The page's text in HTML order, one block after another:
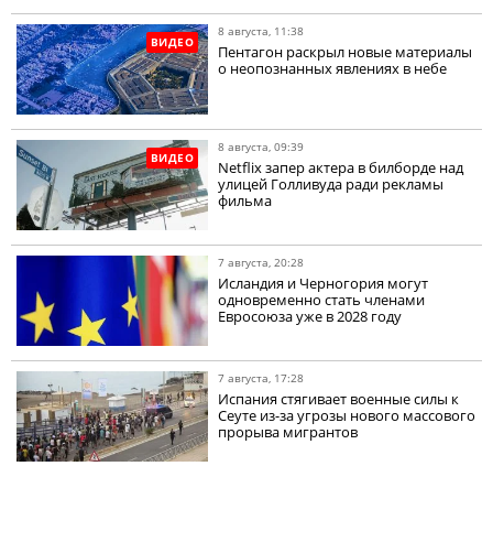
ВИДЕО
8 августа, 11:38
Пентагон раскрыл новые материалы
о неопознанных явлениях в небе
ВИДЕО
8 августа, 09:39
Netflix запер актера в билборде над
улицей Голливуда ради рекламы
фильма
7 августа, 20:28
Исландия и Черногория могут
одновременно стать членами
Евросоюза уже в 2028 году
7 августа, 17:28
Испания стягивает военные силы к
Сеуте из-за угрозы нового массового
прорыва мигрантов